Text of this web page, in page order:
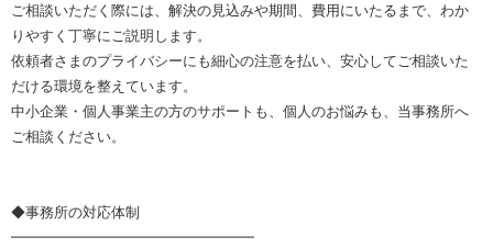
ご相談いただく際には、解決の見込みや期間、費用にいたるまで、わか
りやすく丁寧にご説明します。
依頼者さまのプライバシーにも細心の注意を払い、安心してご相談いた
だける環境を整えています。
中小企業・個人事業主の方のサポートも、個人のお悩みも、当事務所へ
ご相談ください。
◆事務所の対応体制
━━━━━━━━━━━━━━━━━